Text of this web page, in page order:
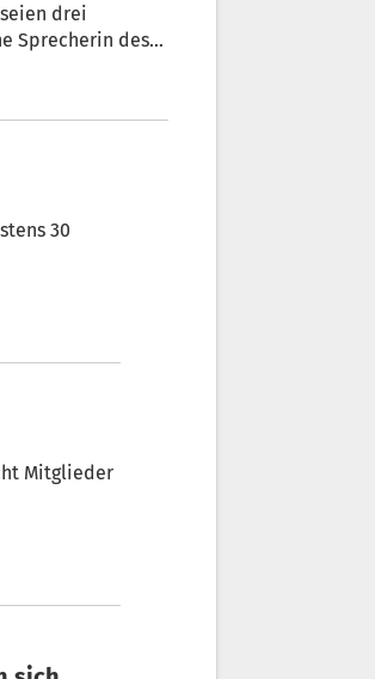
drei
Sprecherin des
30
Mitglieder